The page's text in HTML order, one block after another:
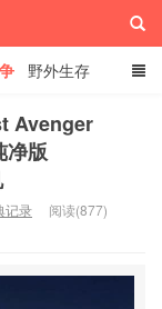
野外生存
Avenger
净版
记录
阅读(877)